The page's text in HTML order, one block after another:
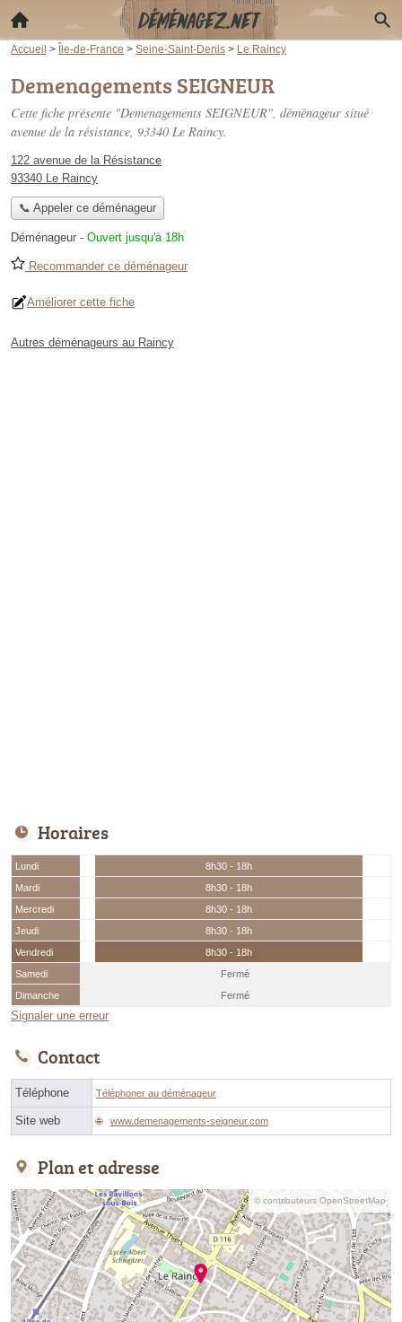
Accueil > Île-de-France > Seine-Saint-Denis > Le Raincy
Demenagements SEIGNEUR
Cette fiche présente "Demenagements SEIGNEUR", déménageur situé
avenue de la résistance, 93340 Le Raincy.
122 avenue de la Résistance
93340 Le Raincy
📞 Appeler ce déménageur
Déménageur - Ouvert jusqu'à 18h
Recommander ce déménageur
Améliorer cette fiche
Autres déménageurs au Raincy
Horaires
Lundi
8h30 - 18h
Mardi
8h30 - 18h
Mercredi
8h30 - 18h
Jeudi
8h30 - 18h
Vendredi
8h30 - 18h
Samedi
Fermé
Dimanche
Fermé
Signaler une erreur
Contact
Téléphone Téléphoner au déménageur
Site web www.demenagements-seigneur.com
Plan et adresse
© contributeurs OpenStreetMap